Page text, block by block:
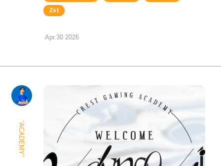
Zst
Apr.30 2026
“ACADEMY”